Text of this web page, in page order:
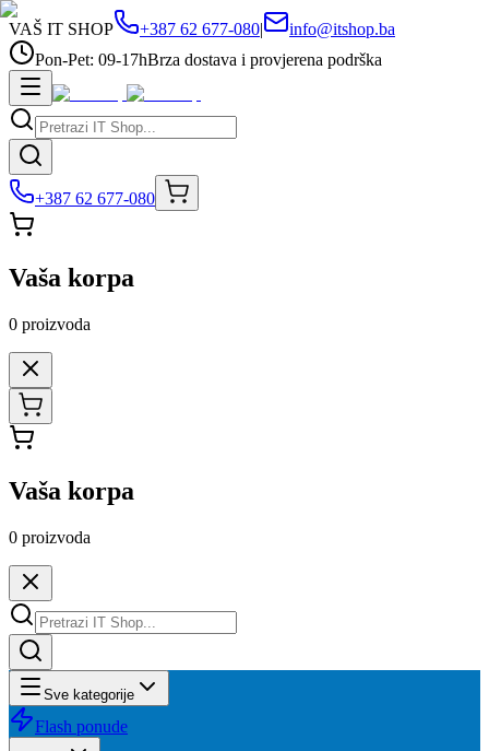
VAŠ IT SHOP +387 62 677-080|
info@itshop.ba
Pon-Pet: 09-17hBrza dostava i provjerena podrška
+387 62 677-080
Vaša korpa
0 proizvoda
Vaša korpa
0 proizvoda
Sve kategorije
Flash ponude